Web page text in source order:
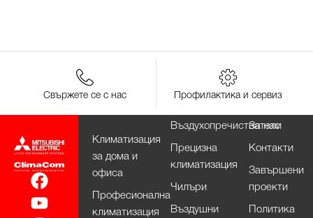
Свържете се с нас Профилактика и сервиз
Климатизация
за дома и
офиса
Професионална
климатизация
Въздухопречистватели
Прецизна
климатизация
Чилъри
Въздушни
За нас
Контакти
Завършени
проекти
Политика